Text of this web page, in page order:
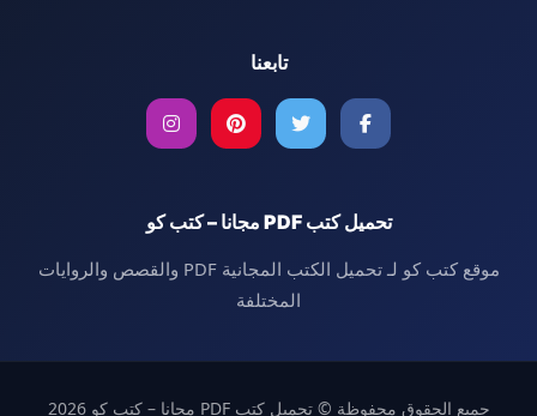
تابعنا
تحميل كتب PDF مجانا – كتب كو
موقع كتب كو لـ تحميل الكتب المجانية PDF والقصص والروايات
المختلفة
جميع الحقوق محفوظة © تحميل كتب PDF مجانا – كتب كو 2026